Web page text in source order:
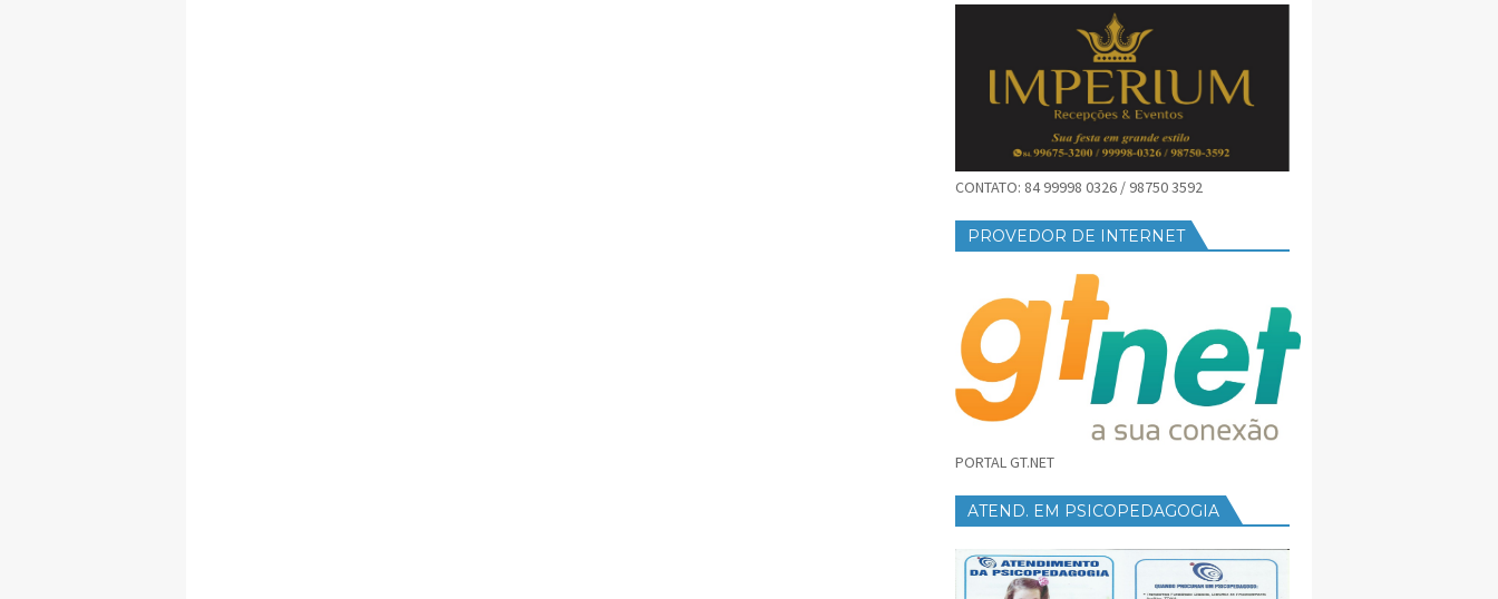
CONTATO: 84 99998 0326 / 98750 3592
PROVEDOR DE INTERNET
PORTAL GT.NET
ATEND. EM PSICOPEDAGOGIA